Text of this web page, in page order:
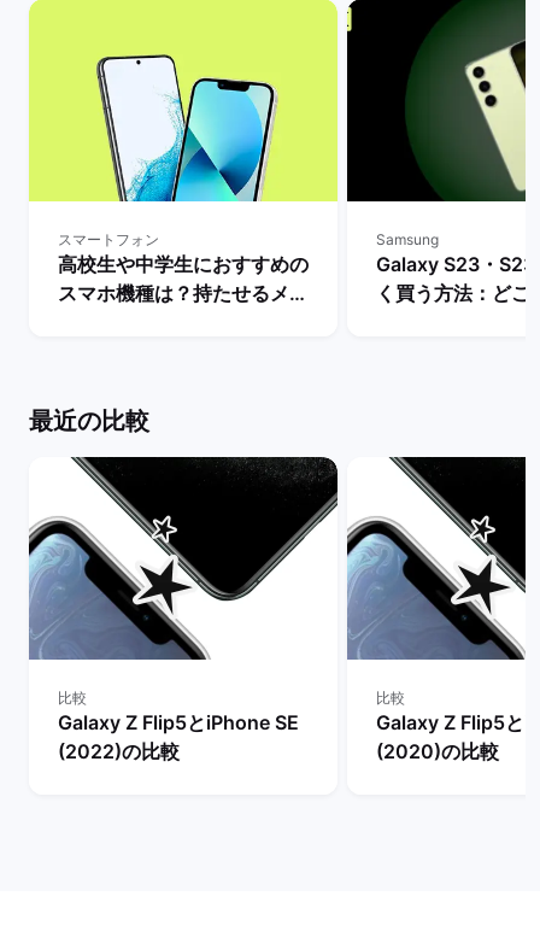
スマートフォン
高校生や中学生におすすめの
スマホ機種は？持たせるメリ
Samsung
Galaxy S23・
く買う方法：どこ
最近の比較
比較
Galaxy Z Flip5とiPhone SE
(2022)の比較
比較
Galaxy Z Flip5と
(2020)の比較